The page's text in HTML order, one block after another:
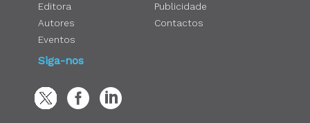
Editora
Autores
Eventos
Publicidade
Contactos
Siga-nos